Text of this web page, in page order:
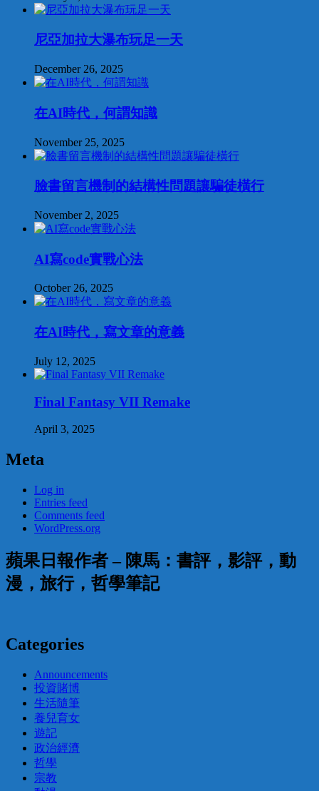
尼亞加拉大瀑布玩足一天
December 26, 2025
在AI時代，何謂知識
November 25, 2025
臉書留言機制的結構性問題讓騙徒橫行
November 2, 2025
AI寫code實戰心法
October 26, 2025
在AI時代，寫文章的意義
July 12, 2025
Final Fantasy VII Remake
April 3, 2025
Meta
Log in
Entries feed
Comments feed
WordPress.org
蘋果日報作者 – 陳馬：書評，影評，動
漫，旅行，哲學筆記
Categories
Announcements
投資賭博
生活隨筆
養兒育女
遊記
政治經濟
哲學
宗教